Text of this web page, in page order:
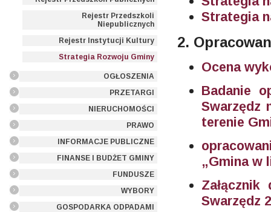
Rejestr Przedszkoli
Niepublicznych
Rejestr Instytucji Kultury
Strategia Rozwoju Gminy
OGŁOSZENIA
PRZETARGI
NIERUCHOMOŚCI
PRAWO
INFORMACJE PUBLICZNE
FINANSE I BUDŻET GMINY
FUNDUSZE
WYBORY
GOSPODARKA ODPADAMI
Strategia
2.
Ocena
Badanie
Swarzędz
terenie
„Gmina w
Swarzędz